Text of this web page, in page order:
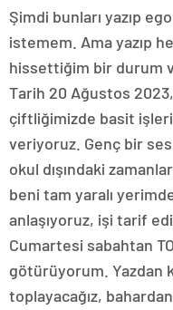
Şimdi bunları yazıp
istemem. Ama yazıp
hissettiğim bir durum
Tarih 20 Ağustos
çiftliğimizde basit işleri
veriyoruz. Genç bir ses
okul dışındaki
beni tam yaralı
anlaşıyoruz, işi tarif
Cumartesi sabahtan
götürüyorum. Yazdan
toplayacağız,